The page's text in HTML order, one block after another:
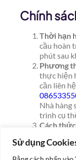
Sử dụng
Chính
Thời hạn
cầu hoàn
phút sau
Phương
thực hiện
cần liên
Nhà hàng
trình cụ
Cách
qua hình
gian hoàn